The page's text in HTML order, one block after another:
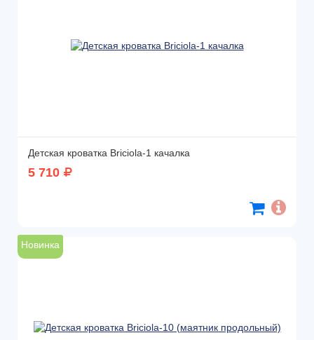
Детская кроватка Briciola-1 качалка
5 710
Новинка